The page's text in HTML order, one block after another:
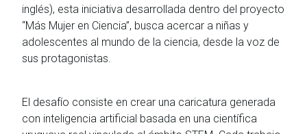
inglés), esta iniciativa desarrollada dentro del proyecto
“Más Mujer en Ciencia”, busca acercar a niñas y
adolescentes al mundo de la ciencia, desde la voz de
sus protagonistas.
El desafío consiste en crear una caricatura generada
con inteligencia artificial basada en una científica